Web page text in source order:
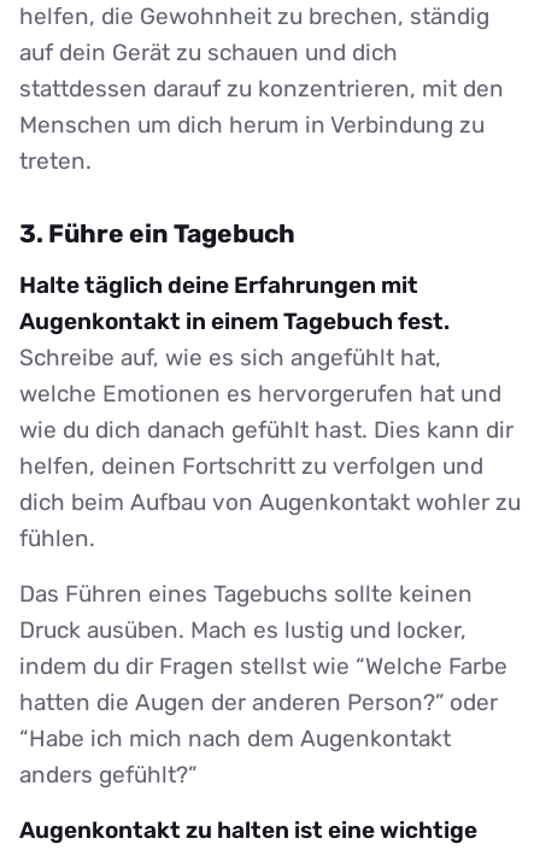
helfen, die Gewohnheit zu brechen, ständig
auf dein Gerät zu schauen und dich
stattdessen darauf zu konzentrieren, mit den
Menschen um dich herum in Verbindung zu
treten.
3. Führe ein Tagebuch
Halte täglich deine Erfahrungen mit
Augenkontakt in einem Tagebuch fest.
Schreibe auf, wie es sich angefühlt hat,
welche Emotionen es hervorgerufen hat und
wie du dich danach gefühlt hast. Dies kann dir
helfen, deinen Fortschritt zu verfolgen und
dich beim Aufbau von Augenkontakt wohler zu
fühlen.
Das Führen eines Tagebuchs sollte keinen
Druck ausüben. Mach es lustig und locker,
indem du dir Fragen stellst wie “Welche Farbe
hatten die Augen der anderen Person?” oder
“Habe ich mich nach dem Augenkontakt
anders gefühlt?”
Augenkontakt zu halten ist eine wichtige